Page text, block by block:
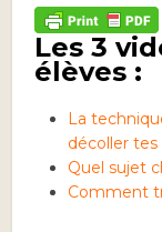
Les 3
élèves :
La
décoller
Quel sujet
Comment